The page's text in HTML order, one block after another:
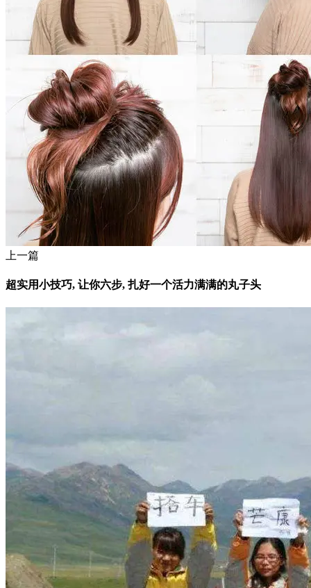
上一篇
超实用小技巧, 让你六步, 扎好一个活力满满的丸子头